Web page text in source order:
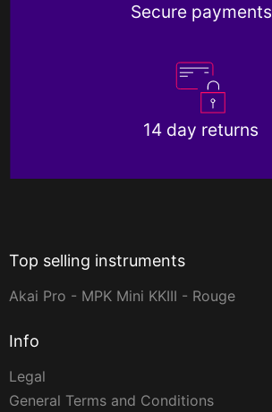
Secure payments
14 day returns
Top selling instruments
Akai Pro - MPK Mini KKIII - Rouge
Info
Legal
General Terms and Conditions